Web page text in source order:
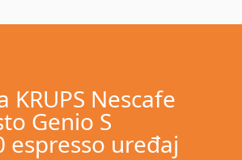
KRUPS Nescafe
Genio S
espresso uređaj